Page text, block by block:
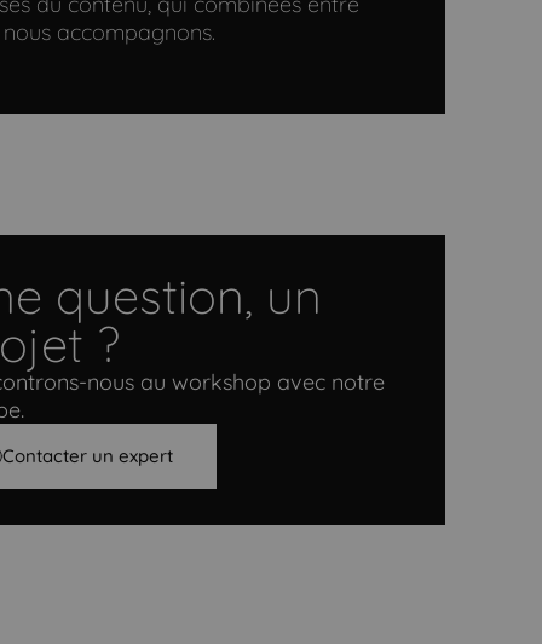
accompagnons.
question, un
?
nous au workshop avec notre
Contacter un expert